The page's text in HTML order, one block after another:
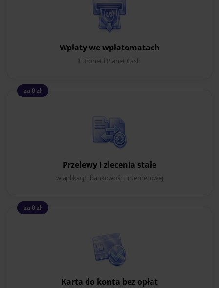
Wpłaty we wpłatomatach
Euronet i Planet Cash
za 0 zł
Przelewy i zlecenia stałe
w aplikacji i bankowości internetowej
za 0 zł
Karta do konta bez opłat